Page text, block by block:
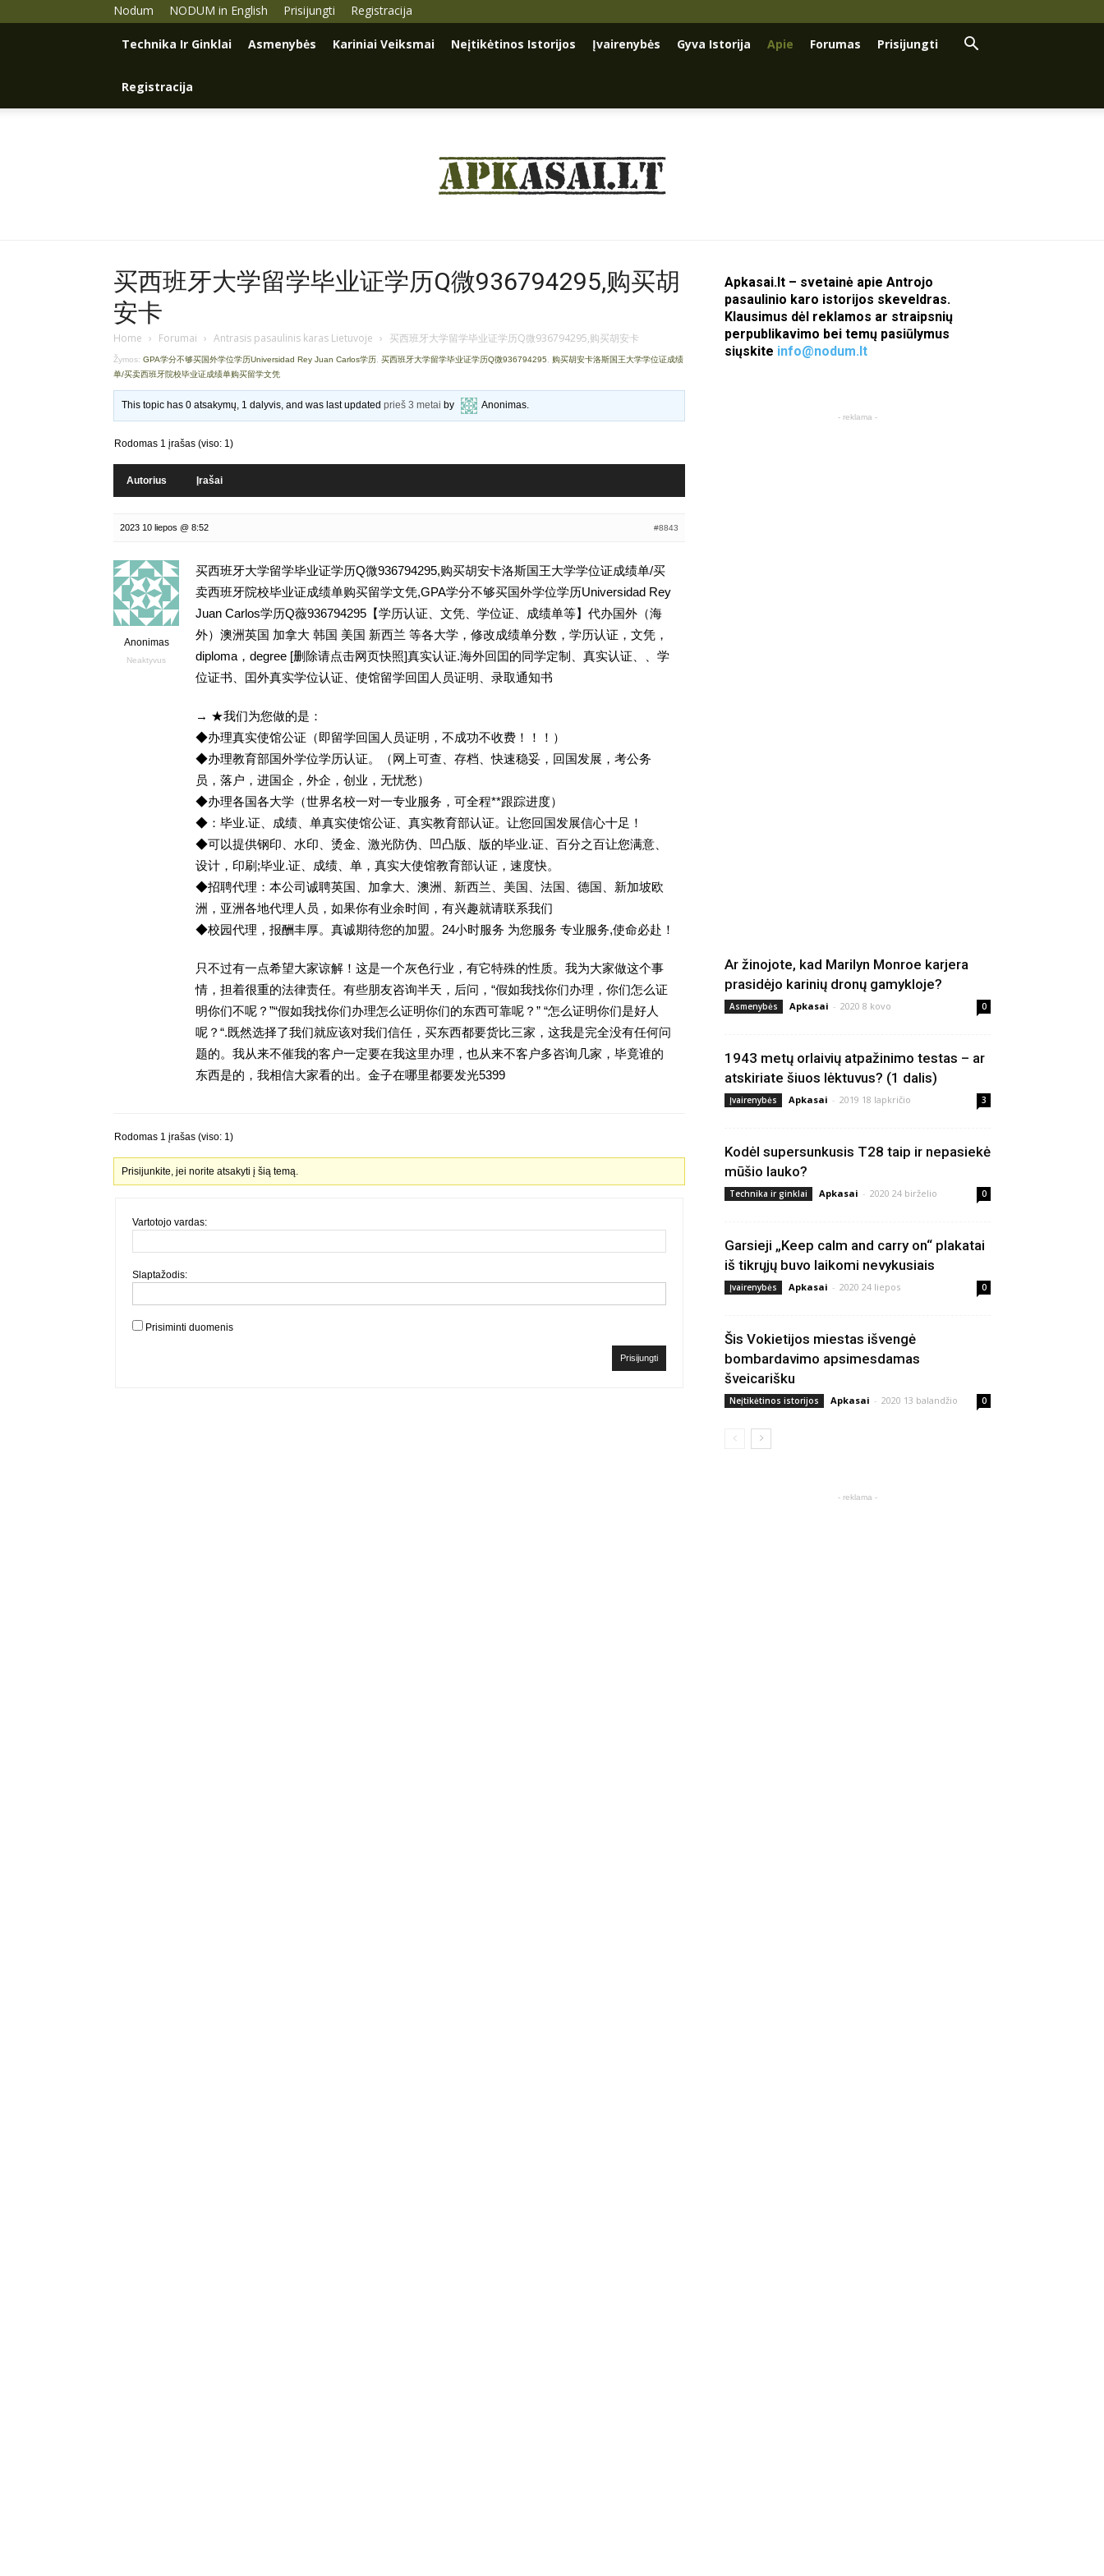
Nodum NODUM in English Prisijungti Registracija
Technika Ir Ginklai Asmenybės Kariniai Veiksmai Neįtikėtinos Istorijos Įvairenybės Gyva Istorija Apie Forumas Prisijungti
Registracija
买西班牙大学留学毕业证学历Q微936794295,购买胡
安卡
Home › Forumai › Antrasis pasaulinis karas Lietuvoje › 买西班牙大学留学毕业证学历Q微936794295,购买胡安卡
Žymos: GPA学分不够买国外学位学历Universidad Rey Juan Carlos学历 买西班牙大学留学毕业证学历Q微936794295
购买胡安卡洛斯国王大学学位证成绩
单/买卖西班牙院校毕业证成绩单购买留学文凭
This topic has 0 atsakymų, 1 dalyvis, and was last updatedprieš 3 metai by Anonimas.
Rodomas 1 įrašas (viso: 1)
Autorius Įrašai
2023 10 liepos @ 8:52 #8843
Anonimas
Neaktyvus
买西班牙大学留学毕业证学历Q微936794295,购买胡安卡洛斯国王大学学位证成绩单/买
卖西班牙院校毕业证成绩单购买留学文凭,GPA学分不够买国外学位学历Universidad Rey
Juan Carlos学历Q薇936794295【学历认证、文凭、学位证、成绩单等】代办国外（海
外）澳洲英国 加拿大 韩国 美国 新西兰 等各大学，修改成绩单分数，学历认证，文凭，
diploma，degree [删除请点击网页快照]真实认证.海外回囯的同学定制、真实认证、、学
位证书、囯外真实学位认证、使馆留学回囯人员证明、录取通知书
→ ★我们为您做的是：
◆办理真实使馆公证（即留学回国人员证明，不成功不收费！！！）
◆办理教育部国外学位学历认证。（网上可查、存档、快速稳妥，回国发展，考公务
员，落户，进国企，外企，创业，无忧愁）
◆办理各国各大学（世界名校一对一专业服务，可全程**跟踪进度）
◆：毕业.证、成绩、单真实使馆公证、真实教育部认证。让您回国发展信心十足！
◆可以提供钢印、水印、烫金、激光防伪、凹凸版、版的毕业.证、百分之百让您满意、
设计，印刷;毕业.证、成绩、单，真实大使馆教育部认证，速度快。
◆招聘代理：本公司诚聘英国、加拿大、澳洲、新西兰、美国、法国、德国、新加坡欧
洲，亚洲各地代理人员，如果你有业余时间，有兴趣就请联系我们
◆校园代理，报酬丰厚。真诚期待您的加盟。24小时服务 为您服务 专业服务,使命必赴！
只不过有一点希望大家谅解！这是一个灰色行业，有它特殊的性质。我为大家做这个事
情，担着很重的法律责任。有些朋友咨询半天，后问，“假如我找你们办理，你们怎么证
明你们不呢？”“假如我找你们办理怎么证明你们的东西可靠呢？” “怎么证明你们是好人
呢？“.既然选择了我们就应该对我们信任，买东西都要货比三家，这我是完全没有任何问
题的。我从来不催我的客户一定要在我这里办理，也从来不客户多咨询几家，毕竟谁的
东西是的，我相信大家看的出。金子在哪里都要发光5399
Rodomas 1 įrašas (viso: 1)
Prisijunkite, jei norite atsakyti į šią temą.
Vartotojo vardas:
Slaptažodis:
Prisiminti duomenis
Prisijungti
Apkasai.lt – svetainė apie Antrojo
pasaulinio karo istorijos skeveldras.
Klausimus dėl reklamos ar straipsnių
perpublikavimo bei temų pasiūlymus
siųskite info@nodum.lt
- reklama -
Ar žinojote, kad Marilyn Monroe karjera
prasidėjo karinių dronų gamykloje?
Asmenybės Apkasai - 2020 8 kovo 0
1943 metų orlaivių atpažinimo testas – ar
atskiriate šiuos lėktuvus? (1 dalis)
Įvairenybės Apkasai - 2019 18 lapkričio 3
Kodėl supersunkusis T28 taip ir nepasiekė
mūšio lauko?
Technika ir ginklai Apkasai - 2020 24 birželio 0
Garsieji „Keep calm and carry on“ plakatai
iš tikrųjų buvo laikomi nevykusiais
Įvairenybės Apkasai - 2020 24 liepos 0
Šis Vokietijos miestas išvengė
bombardavimo apsimesdamas
šveicarišku
Neįtikėtinos istorijos Apkasai - 2020 13 balandžio 0
- reklama -